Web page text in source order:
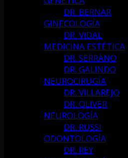
DR. BERNAR
GINECOLOGÍA
DR. VIDAL
MEDICINA ESTÉTICA
DR. SERRANO
DR. GALINDO
NEUROCIRUGÍA
DR. VILLAREJO
DR. OLIVER
NEUROLOGÍA
DR. RUSSI
ODONTOLOGÍA
DR. REY